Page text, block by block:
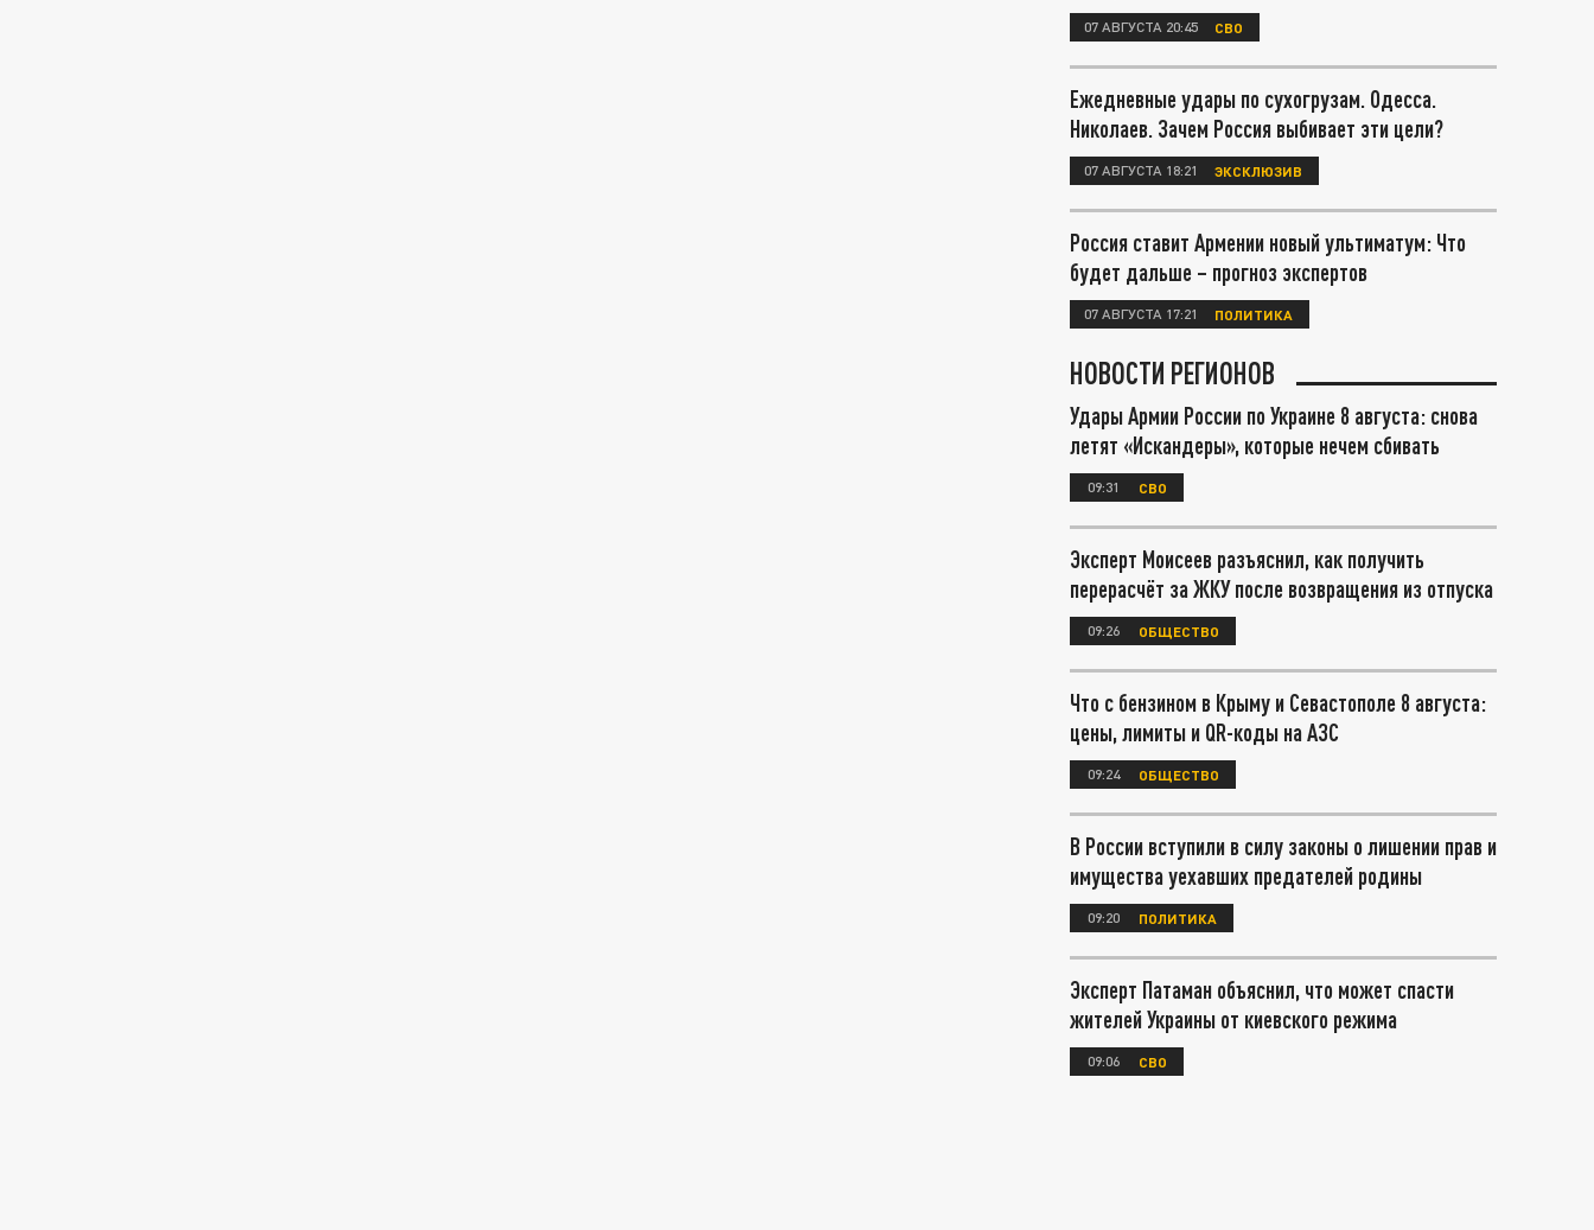
07 АВГУСТА 20:45 СВО
Ежедневные удары по сухогрузам. Одесса.
Николаев. Зачем Россия выбивает эти цели?
07 АВГУСТА 18:21 ЭКСКЛЮЗИВ
Россия ставит Армении новый ультиматум: Что
будет дальше – прогноз экспертов
07 АВГУСТА 17:21 ПОЛИТИКА
НОВОСТИ РЕГИОНОВ
Удары Армии России по Украине 8 августа: снова
летят «Искандеры», которые нечем сбивать
09:31 СВО
Эксперт Моисеев разъяснил, как получить
перерасчёт за ЖКУ после возвращения из отпуска
09:26 ОБЩЕСТВО
Что с бензином в Крыму и Севастополе 8 августа:
цены, лимиты и QR-коды на АЗС
09:24 ОБЩЕСТВО
В России вступили в силу законы о лишении прав и
имущества уехавших предателей родины
09:20 ПОЛИТИКА
Эксперт Патаман объяснил, что может спасти
жителей Украины от киевского режима
09:06 СВО